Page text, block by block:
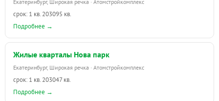
Екатеринбург, Широкая речка · Атомстройкомплекс
срок: 1 кв. 203095 кв.
Подробнее →
Жилые кварталы Нова парк
Екатеринбург, Широкая речка · Атомстройкомплекс
срок: 1 кв. 203047 кв.
Подробнее →